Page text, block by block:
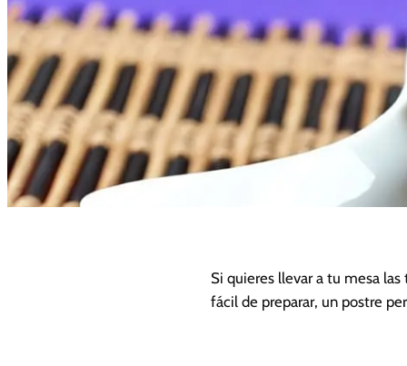
Si quieres llevar a tu mesa
fácil de preparar, un postre